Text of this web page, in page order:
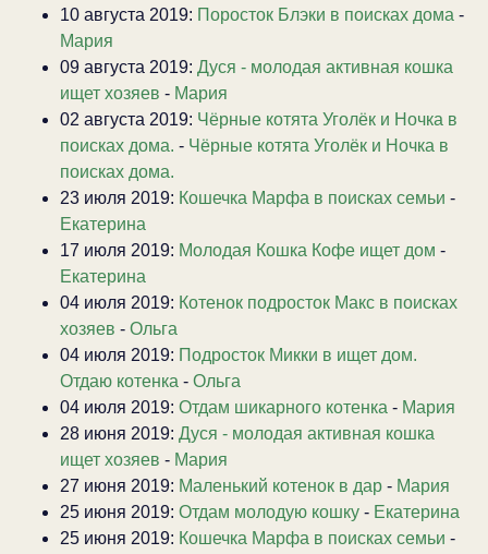
10 августа 2019: Поросток Блэки в поисках дома -
Мария
09 августа 2019: Дуся - молодая активная кошка
ищет хозяев - Мария
02 августа 2019: Чёрные котята Уголёк и Ночка в
поисках дома. - Чёрные котята Уголёк и Ночка в
поисках дома.
23 июля 2019: Кошечка Марфа в поисках семьи -
Екатерина
17 июля 2019: Молодая Кошка Кофе ищет дом -
Екатерина
04 июля 2019: Котенок подросток Макс в поисках
хозяев - Ольга
04 июля 2019: Подросток Микки в ищет дом.
Отдаю котенка - Ольга
04 июля 2019: Отдам шикарного котенка - Мария
28 июня 2019: Дуся - молодая активная кошка
ищет хозяев - Мария
27 июня 2019: Маленький котенок в дар - Мария
25 июня 2019: Отдам молодую кошку - Екатерина
25 июня 2019: Кошечка Марфа в поисках семьи -